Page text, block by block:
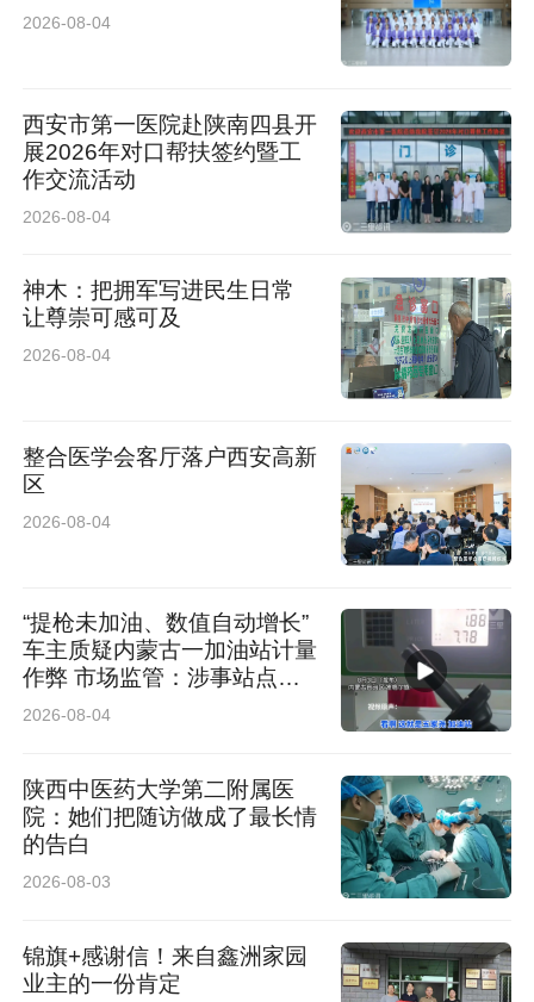
2026-08-04
西安市第一医院赴陕南四县开
展2026年对口帮扶签约暨工
作交流活动
2026-08-04
神木：把拥军写进民生日常
让尊崇可感可及
2026-08-04
整合医学会客厅落户西安高新
区
2026-08-04
“提枪未加油、数值自动增长”
车主质疑内蒙古一加油站计量
作弊 市场监管：涉事站点停
业 加油机封存送检
2026-08-04
陕西中医药大学第二附属医
院：她们把随访做成了最长情
的告白
2026-08-03
锦旗+感谢信！来自鑫洲家园
业主的一份肯定